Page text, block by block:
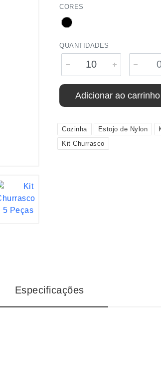
CORES
QUANTIDADES
Adicionar ao carrinho
Cozinha Estojo de Nylon
Kit Churrasco
Especificações